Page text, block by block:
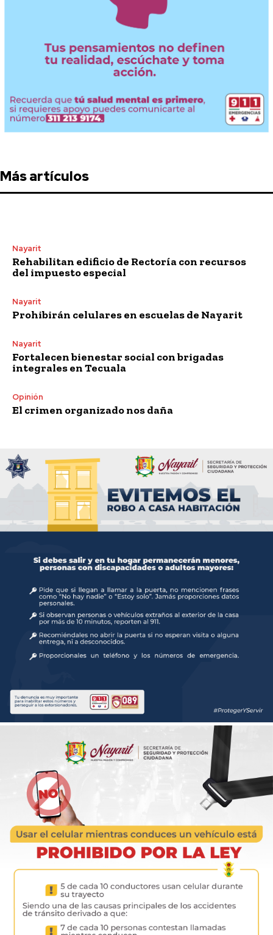
Más artículos
Nayarit
Rehabilitan edificio de Rectoría con recursos
del impuesto especial
Nayarit
Prohibirán celulares en escuelas de Nayarit
Nayarit
Fortalecen bienestar social con brigadas
integrales en Tecuala
Opinión
El crimen organizado nos daña